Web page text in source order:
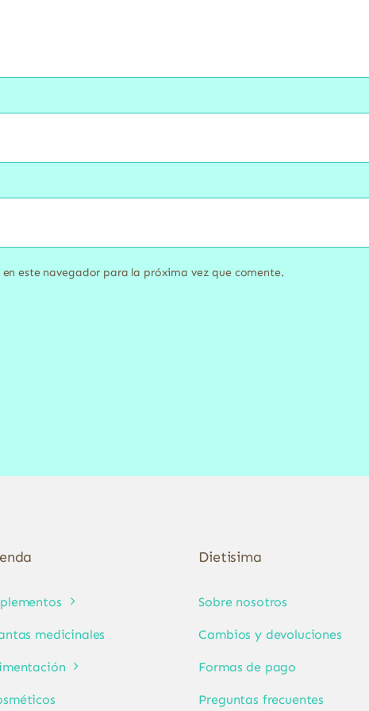
este navegador para la próxima vez que comente.
medicinales
Dietisima
Sobre nosotros
Cambios y devoluciones
Formas de pago
Preguntas frecuentes